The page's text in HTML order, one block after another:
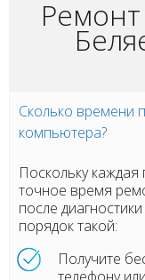
Сколько времени
компьютера?
Поскольку
точное время
после
порядок такой:
Получите